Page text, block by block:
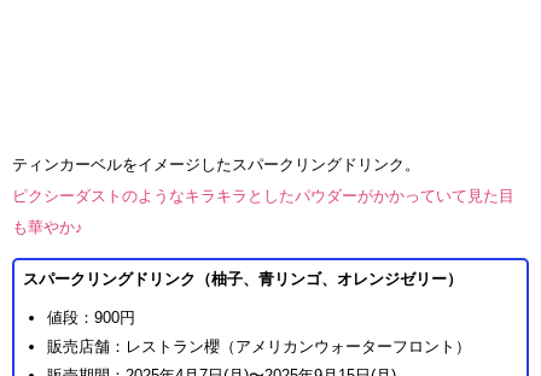
ティンカーベルをイメージしたスパークリングドリンク。
ピクシーダストのようなキラキラとしたパウダーがかかっていて見た目
も華やか♪
スパークリングドリンク（柚子、青リンゴ、オレンジゼリー）
値段：900円
販売店舗：レストラン櫻（アメリカンウォーターフロント）